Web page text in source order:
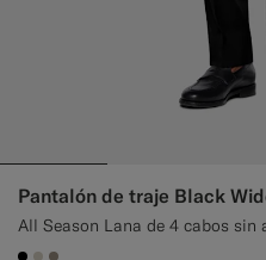
Pantalón de traje Black
All Season Lana de 4 cabos sin